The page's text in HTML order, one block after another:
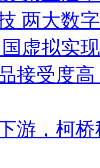
两大数
虚拟实
接受度
游，柯